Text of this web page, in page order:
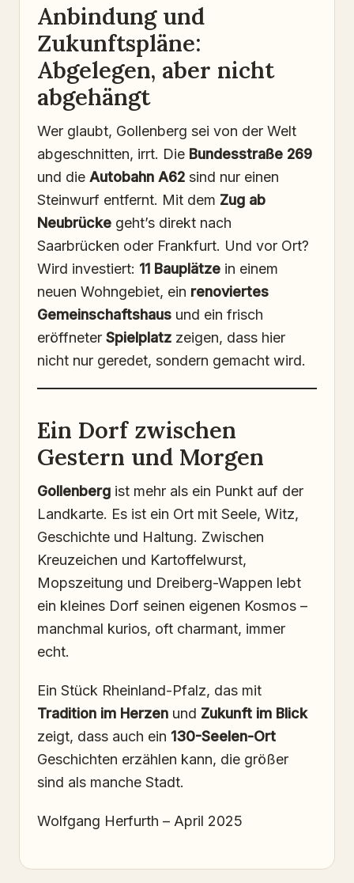
Anbindung und
Zukunftspläne:
Abgelegen, aber nicht
abgehängt
Wer glaubt, Gollenberg sei von der Welt
abgeschnitten, irrt. Die Bundesstraße 269
und die Autobahn A62 sind nur einen
Steinwurf entfernt. Mit dem Zug ab
Neubrücke geht’s direkt nach
Saarbrücken oder Frankfurt. Und vor Ort?
Wird investiert: 11 Bauplätze in einem
neuen Wohngebiet, ein renoviertes
Gemeinschaftshaus und ein frisch
eröffneter Spielplatz zeigen, dass hier
nicht nur geredet, sondern gemacht wird.
Ein Dorf zwischen
Gestern und Morgen
Gollenberg ist mehr als ein Punkt auf der
Landkarte. Es ist ein Ort mit Seele, Witz,
Geschichte und Haltung. Zwischen
Kreuzeichen und Kartoffelwurst,
Mopszeitung und Dreiberg-Wappen lebt
ein kleines Dorf seinen eigenen Kosmos –
manchmal kurios, oft charmant, immer
echt.
Ein Stück Rheinland-Pfalz, das mit
Tradition im Herzen und Zukunft im Blick
zeigt, dass auch ein 130-Seelen-Ort
Geschichten erzählen kann, die größer
sind als manche Stadt.
Wolfgang Herfurth – April 2025